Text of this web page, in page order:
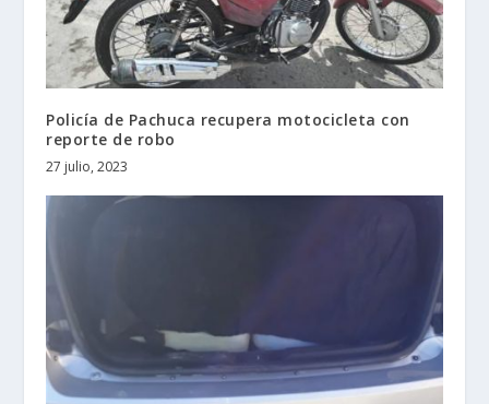
Policía de Pachuca recupera motocicleta con
reporte de robo
27 julio, 2023